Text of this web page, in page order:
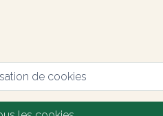
de cookies